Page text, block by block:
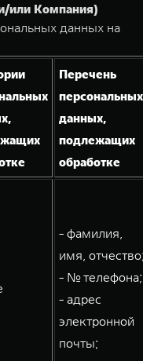
700
признания
199 000 ₽
нового времени
5 699 000 ₽
или Компания)
данных на
Перечень
персональных
данных,
подлежащих
обработке
- фамилия,
имя,
- № телефона;
- адрес
электронной
почты;